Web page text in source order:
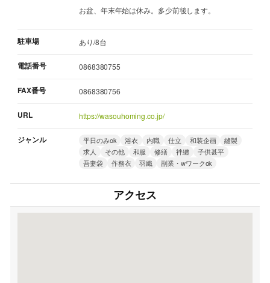
お盆、年末年始は休み。多少前後します。
駐車場 あり/8台
電話番号 0868380755
FAX番号 0868380756
URL https://wasouhoming.co.jp/
ジャンル 平日のみok 浴衣 内職 仕立 和装企画
縫製
求人
その他 和服 修繕 袢纏
子供甚平
吾妻袋
作務衣 羽織 副業・wワークok
アクセス